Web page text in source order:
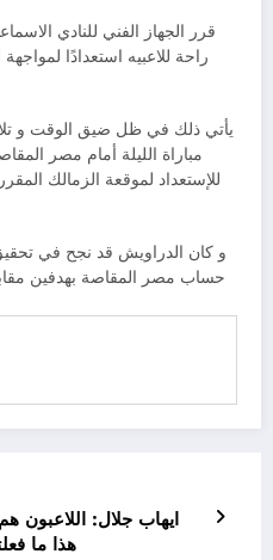
قرر الجهاز الفني للنادي
راحة للاعبيه استعدادًا
يأتي ذلك في ظل ضيق الوقت و
للإستعداد لموقعة الزمالك
و كان الدراويش قد نجح في
ايهاب جلال: اللاعبون
هذا ما